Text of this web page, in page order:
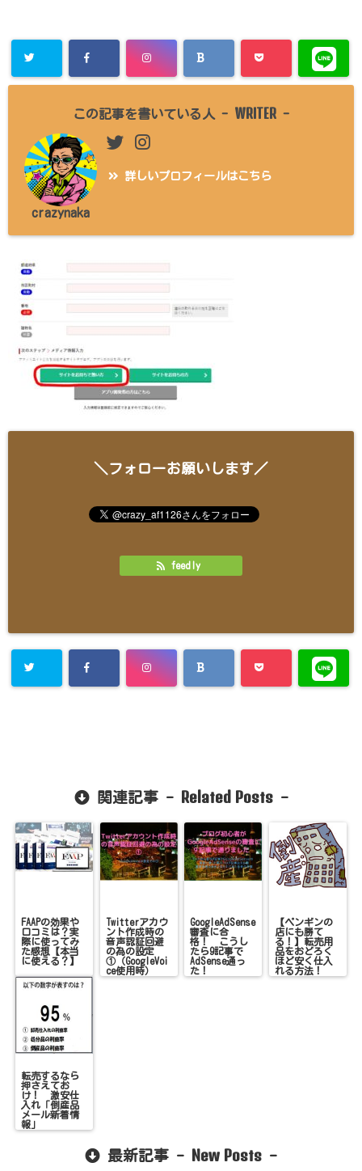
この記事を書いている人 - WRITER -
crazynaka
詳しいプロフィールはこちら
＼フォローお願いします／
feedly
関連記事 - Related Posts-
FAAPの効果や
口コミは？実
際に使ってみ
た感想【本当
に使える？】
Twitterアカウ
ント作成時の
音声認証回避
の為の設定
①（GoogleVoi
ce使用時）
GoogleAdSense
審査に合
格！ こうし
たら9記事で
AdSense通っ
た！
【ペンギンの
店にも勝て
る！】転売用
品をおどろく
ほど安く仕入
れる方法！
転売するなら
押さえてお
け！ 激安仕
入れ「倒産品
メール新着情
報」
最新記事 - New Posts -